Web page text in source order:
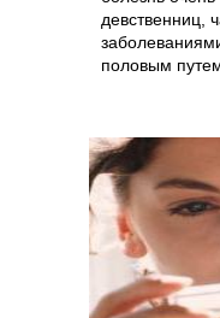
девственниц,
половым